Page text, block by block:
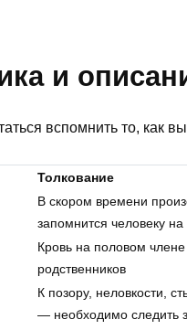
и
вспомнить то, как
Толкование
В скором времени
запомнится человеку
Кровь на половом
родственников
К позору, неловкости,
— необходимо следить